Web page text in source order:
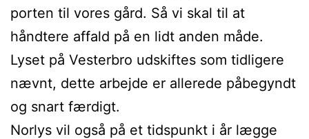
porten til vores gård. Så vi skal til at
håndtere affald på en lidt anden måde.
Lyset på Vesterbro udskiftes som tidligere
nævnt, dette arbejde er allerede påbegyndt
og snart færdigt.
Norlys vil også på et tidspunkt i år lægge